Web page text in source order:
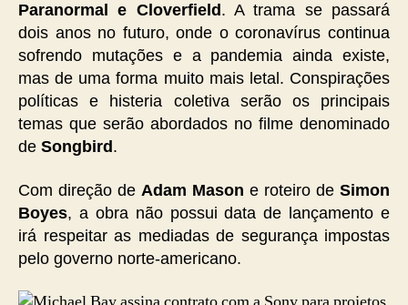
Paranormal e Cloverfield . A trama se passará
dois anos no futuro, onde o coronavírus continua
sofrendo mutações e a pandemia ainda existe,
mas de uma forma muito mais letal. Conspirações
políticas e histeria coletiva serão os principais
temas que serão abordados no filme denominado
de Songbird .
Com direção de Adam Mason e roteiro de Simon
Boyes, a obra não possui data de lançamento e
irá respeitar as mediadas de segurança impostas
pelo governo norte-americano.